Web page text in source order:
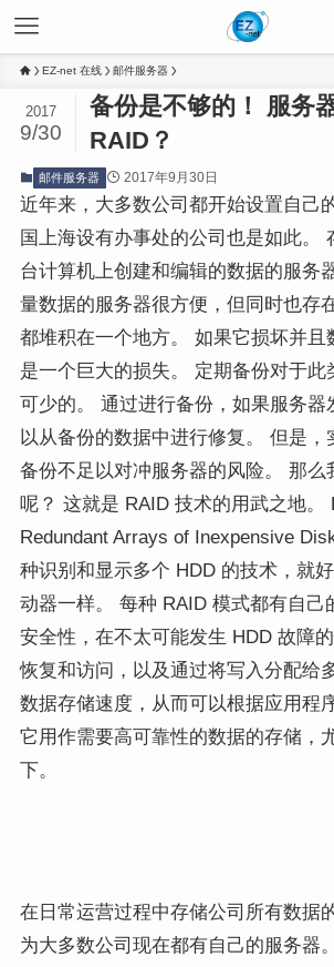
EZ-net 在线 邮件服务器
备份是不够的！ 服务
RAID？
2017
9/30
邮件服务器 2017年9月30日
近年来，大多数公司都开始设置自己
国上海设有办事处的公司也是如此。
台计算机上创建和编辑的数据的服务
量数据的服务器很方便，但同时也存
都堆积在一个地方。 如果它损坏并且
是一个巨大的损失。 定期备份对于此
可少的。 通过进行备份，如果服务器
以从备份的数据中进行修复。 但是，
备份不足以对冲服务器的风险。 那么
呢？ 这就是 RAID 技术的用武之地。
Redundant Arrays of Inexpensive
种识别和显示多个 HDD 的技术，就
动器一样。 每种 RAID 模式都有自己
安全性，在不太可能发生 HDD 故障
恢复和访问，以及通过将写入分配给
数据存储速度，从而可以根据应用程
它用作需要高可靠性的数据的存储，
下。
在日常运营过程中存储公司所有数据
为大多数公司现在都有自己的服务器